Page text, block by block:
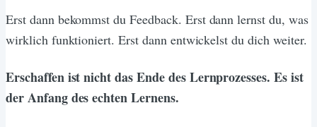
Erst dann bekommst du Feedback. Erst dann lernst du, was
wirklich funktioniert. Erst dann entwickelst du dich weiter.
Erschaffen ist nicht das Ende des Lernprozesses. Es ist
der Anfang des echten Lernens.